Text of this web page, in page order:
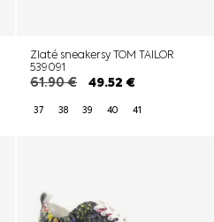
Zlaté sneakersy TOM TAILOR
539091
61.90€ 49.52 €
37 38 39 40 41